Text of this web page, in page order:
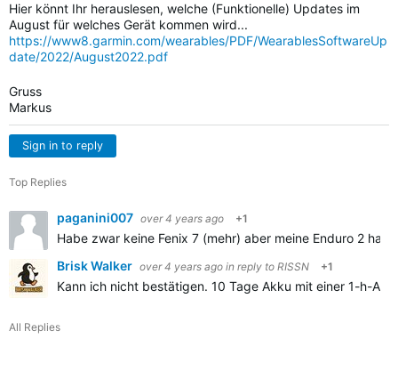
Hier könnt Ihr herauslesen, welche (Funktionelle) Updates im
August für welches Gerät kommen wird...
https://www8.garmin.com/wearables/PDF/WearablesSoftwareUp
date/2022/August2022.pdf
Gruss
Markus
Sign in to reply
Top Replies
paganini007 over 4 years ago +1
Habe zwar keine Fenix 7 (mehr) aber meine Enduro 2
Brisk Walker over 4 years ago in reply to RISSN +1
Kann ich nicht bestätigen. 10 Tage Akku mit einer 1-h-
All Replies